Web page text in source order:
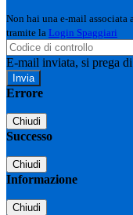
Non hai una e-mail associata
tramite la Login Spaggiari
E-mail inviata, si prega
Errore
Chiudi
Successo
Chiudi
Informazione
Chiudi